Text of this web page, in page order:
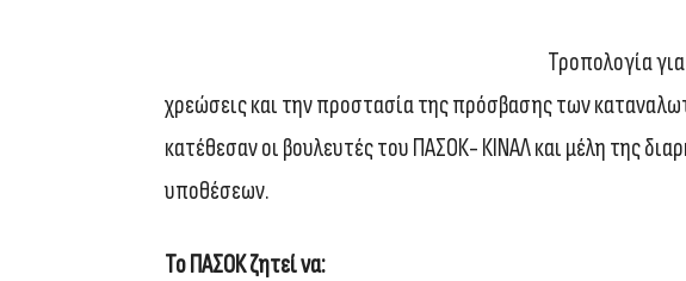
Τροπολογία
χρεώσεις και την προστασία της πρόσβασης των
κατέθεσαν οι βουλευτές του ΠΑΣΟΚ- ΚΙΝΑΛ και μέλη της
υποθέσεων.
Το ΠΑΣΟΚ ζητεί να: